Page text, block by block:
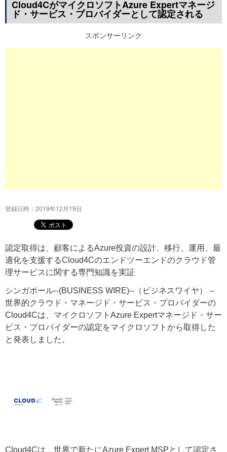
ッ
Cloud4CがマイクロソフトAzure Expertマネージ
ド・サービス・プロバイダーとして認定される
スポンサーリンク
登録日時：2019年12月19日
認定取得は、顧客によるAzure投資の設計、移行、運用、最
適化を支援するCloud4Cのエンドツーエンドのクラウド管
理サービスに関する専門知識を実証
シンガポール--(BUSINESS WIRE)--（ビジネスワイヤ） --
世界的クラウド・マネージド・サービス・プロバイダーの
Cloud4Cは、マイクロソフトAzure Expertマネージド・サー
ビス・プロバイダーの認定をマイクロソフトから取得した
と発表しました。
Cloud4Cは、世界で新たにAzure Expert MSPとして認定さ